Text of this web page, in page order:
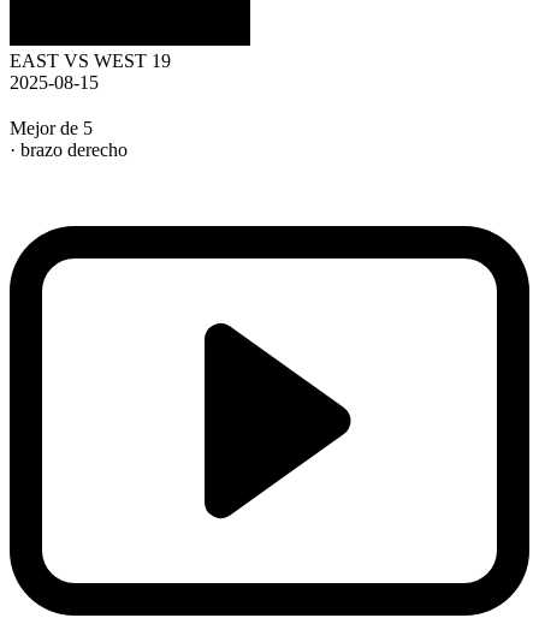
EAST VS WEST 19
2025-08-15
Mejor de 5
· brazo derecho